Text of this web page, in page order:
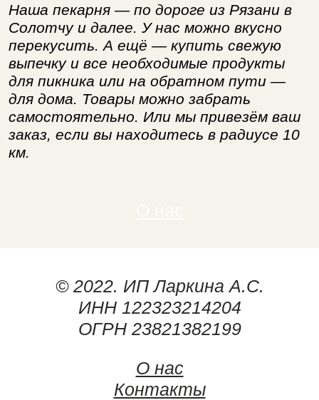
Наша пекарня — по дороге из Рязани в
Солотчу и далее. У нас можно вкусно
перекусить. А ещё — купить свежую
выпечку и все необходимые продукты
для пикника или на обратном пути —
для дома. Товары можно забрать
самостоятельно. Или мы привезём ваш
заказ, если вы находитесь в радиусе 10
км.
© 2022. ИП Ларкина А.С.
ИНН 122323214204
ОГРН 23821382199
О нас
Контакты